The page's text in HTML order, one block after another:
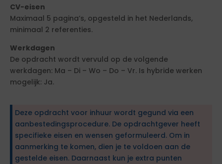
CV-eisen
Maximaal 5 pagina’s, opgesteld in het Nederlands,
minimaal 2 referenties.
Werkdagen
De opdracht wordt vervuld op de volgende
werkdagen: Ma – Di – Wo – Do – Vr. Is hybride werken
mogelijk: Ja.
Deze opdracht voor inhuur wordt gegund via een
aanbestedingsprocedure. De opdrachtgever heeft
specifieke eisen en wensen geformuleerd. Om in
aanmerking te komen, dien je te voldoen aan de
gestelde eisen. Daarnaast kun je extra punten